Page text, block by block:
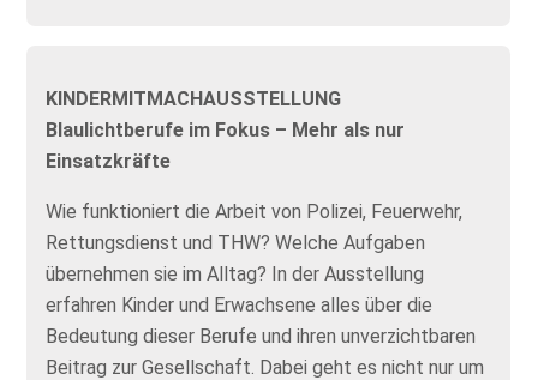
KINDERMITMACHAUSSTELLUNG
Blaulichtberufe im Fokus – Mehr als nur
Einsatzkräfte
Wie funktioniert die Arbeit von Polizei, Feuerwehr,
Rettungsdienst und THW? Welche Aufgaben
übernehmen sie im Alltag? In der Ausstellung
erfahren Kinder und Erwachsene alles über die
Bedeutung dieser Berufe und ihren unverzichtbaren
Beitrag zur Gesellschaft. Dabei geht es nicht nur um